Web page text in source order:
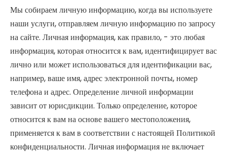
Мы собираем личную информацию, когда вы используете
наши услуги, отправляем личную информацию по запросу
на сайте. Личная информация, как правило, - это любая
информация, которая относится к вам, идентифицирует вас
лично или может использоваться для идентификации вас,
например, ваше имя, адрес электронной почты, номер
телефона и адрес. Определение личной информации
зависит от юрисдикции. Только определение, которое
относится к вам на основе вашего местоположения,
применяется к вам в соответствии с настоящей Политикой
конфиденциальности. Личная информация не включает